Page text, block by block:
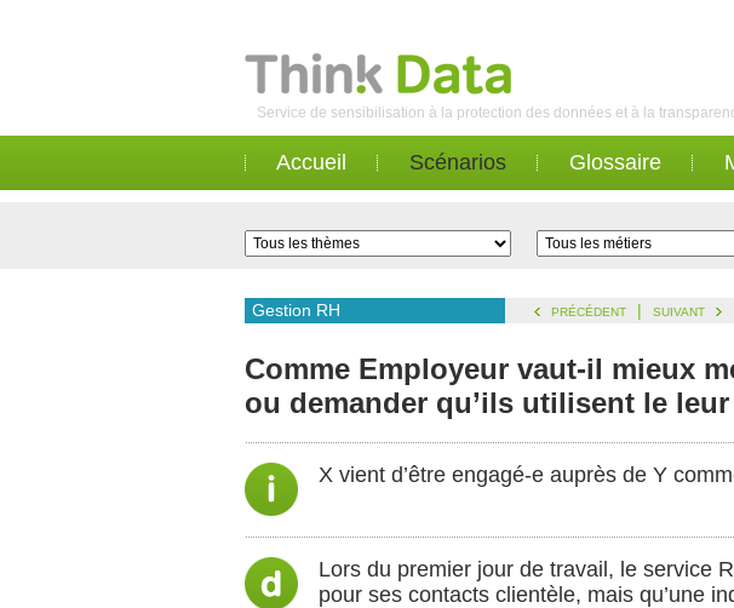
Service de sensibilisation à la protection des données et à la
Accueil Scénarios Glossaire
Gestion RH PRÉCÉDENT | SUIVANT
Comme Employeur vaut-il mieux
ou demander qu’ils utilisent le
X vient d’être engagé-e auprès de Y
Lors du premier jour de travail, le service
pour ses contacts clientèle, mais qu’une